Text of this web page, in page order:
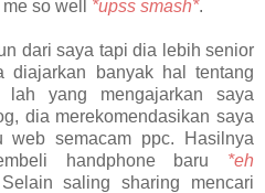
so well *upss smash*.
dari saya tapi dia lebih senior
banyak hal tentang
yang mengajarkan saya
dia merekomendasikan saya
semacam ppc. Hasilnya
handphone baru *eh
saling sharing mencari